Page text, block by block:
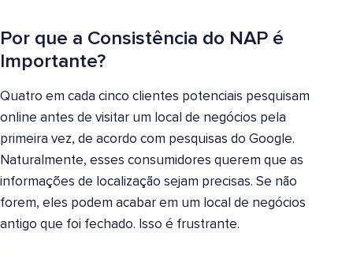
Por que a Consistência do NAP é
Importante?
Quatro em cada cinco clientes potenciais pesquisam
online antes de visitar um local de negócios pela
primeira vez, de acordo com pesquisas do Google.
Naturalmente, esses consumidores querem que as
informações de localização sejam precisas. Se não
forem, eles podem acabar em um local de negócios
antigo que foi fechado. Isso é frustrante.